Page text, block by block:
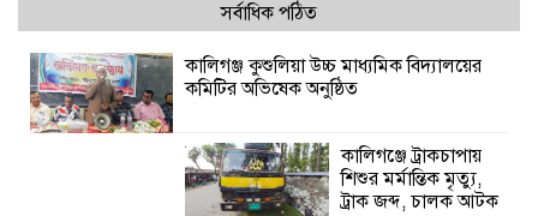
সর্বাধিক পঠিত
কালিগঞ্জ কুশুলিয়া উচ্চ মাধ্যমিক বিদ্যালয়ের
কমিটির অভিষেক অনুষ্ঠিত
কালিগঞ্জে ট্রাকচাপায়
শিশুর মর্মান্তিক মৃত্যু,
ট্রাক জব্দ, চালক আটক